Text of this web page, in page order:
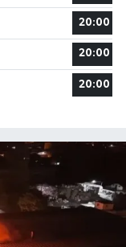
20:00
20:00
20:00